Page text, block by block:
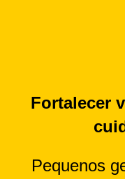
Fortalecer
Pequenos